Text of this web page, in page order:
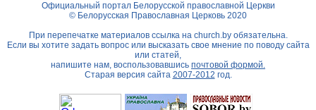
Официальный портал Белорусской православной Церкви
© Белорусская Православная Церковь 2020
При перепечатке материалов ссылка на church.byобязательна.
Если вы хотите задать вопрос или высказать свое мнение по поводу сайта
или статей,
напишите нам, воспользовавшись почтовой формой.
Старая версия сайта 2007-2012 год.